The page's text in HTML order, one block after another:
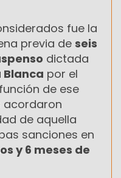
fue la
previa de seis
dictada
Blanca por el
de ese
acordaron
de aquella
sanciones en
y 6 meses de